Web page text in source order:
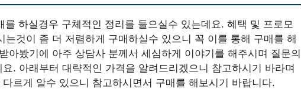
를 하실경우 구체적인 정리를 들으실수 있는데요. 혜택 및 프로모
는것이 좀 더 저렴하게 구매하실수 있으니 꼭 이를 통해 구매를 해
아봤기에 아주 상담사 분께서 세심하게 이야기를 해주시며 질문의
. 아래부터 대략적인 가격을 알려드리겠으니 참고하시기 바라며
르게 알수 있으니 참고하시면서 구매를 해보시기 바랍니다.